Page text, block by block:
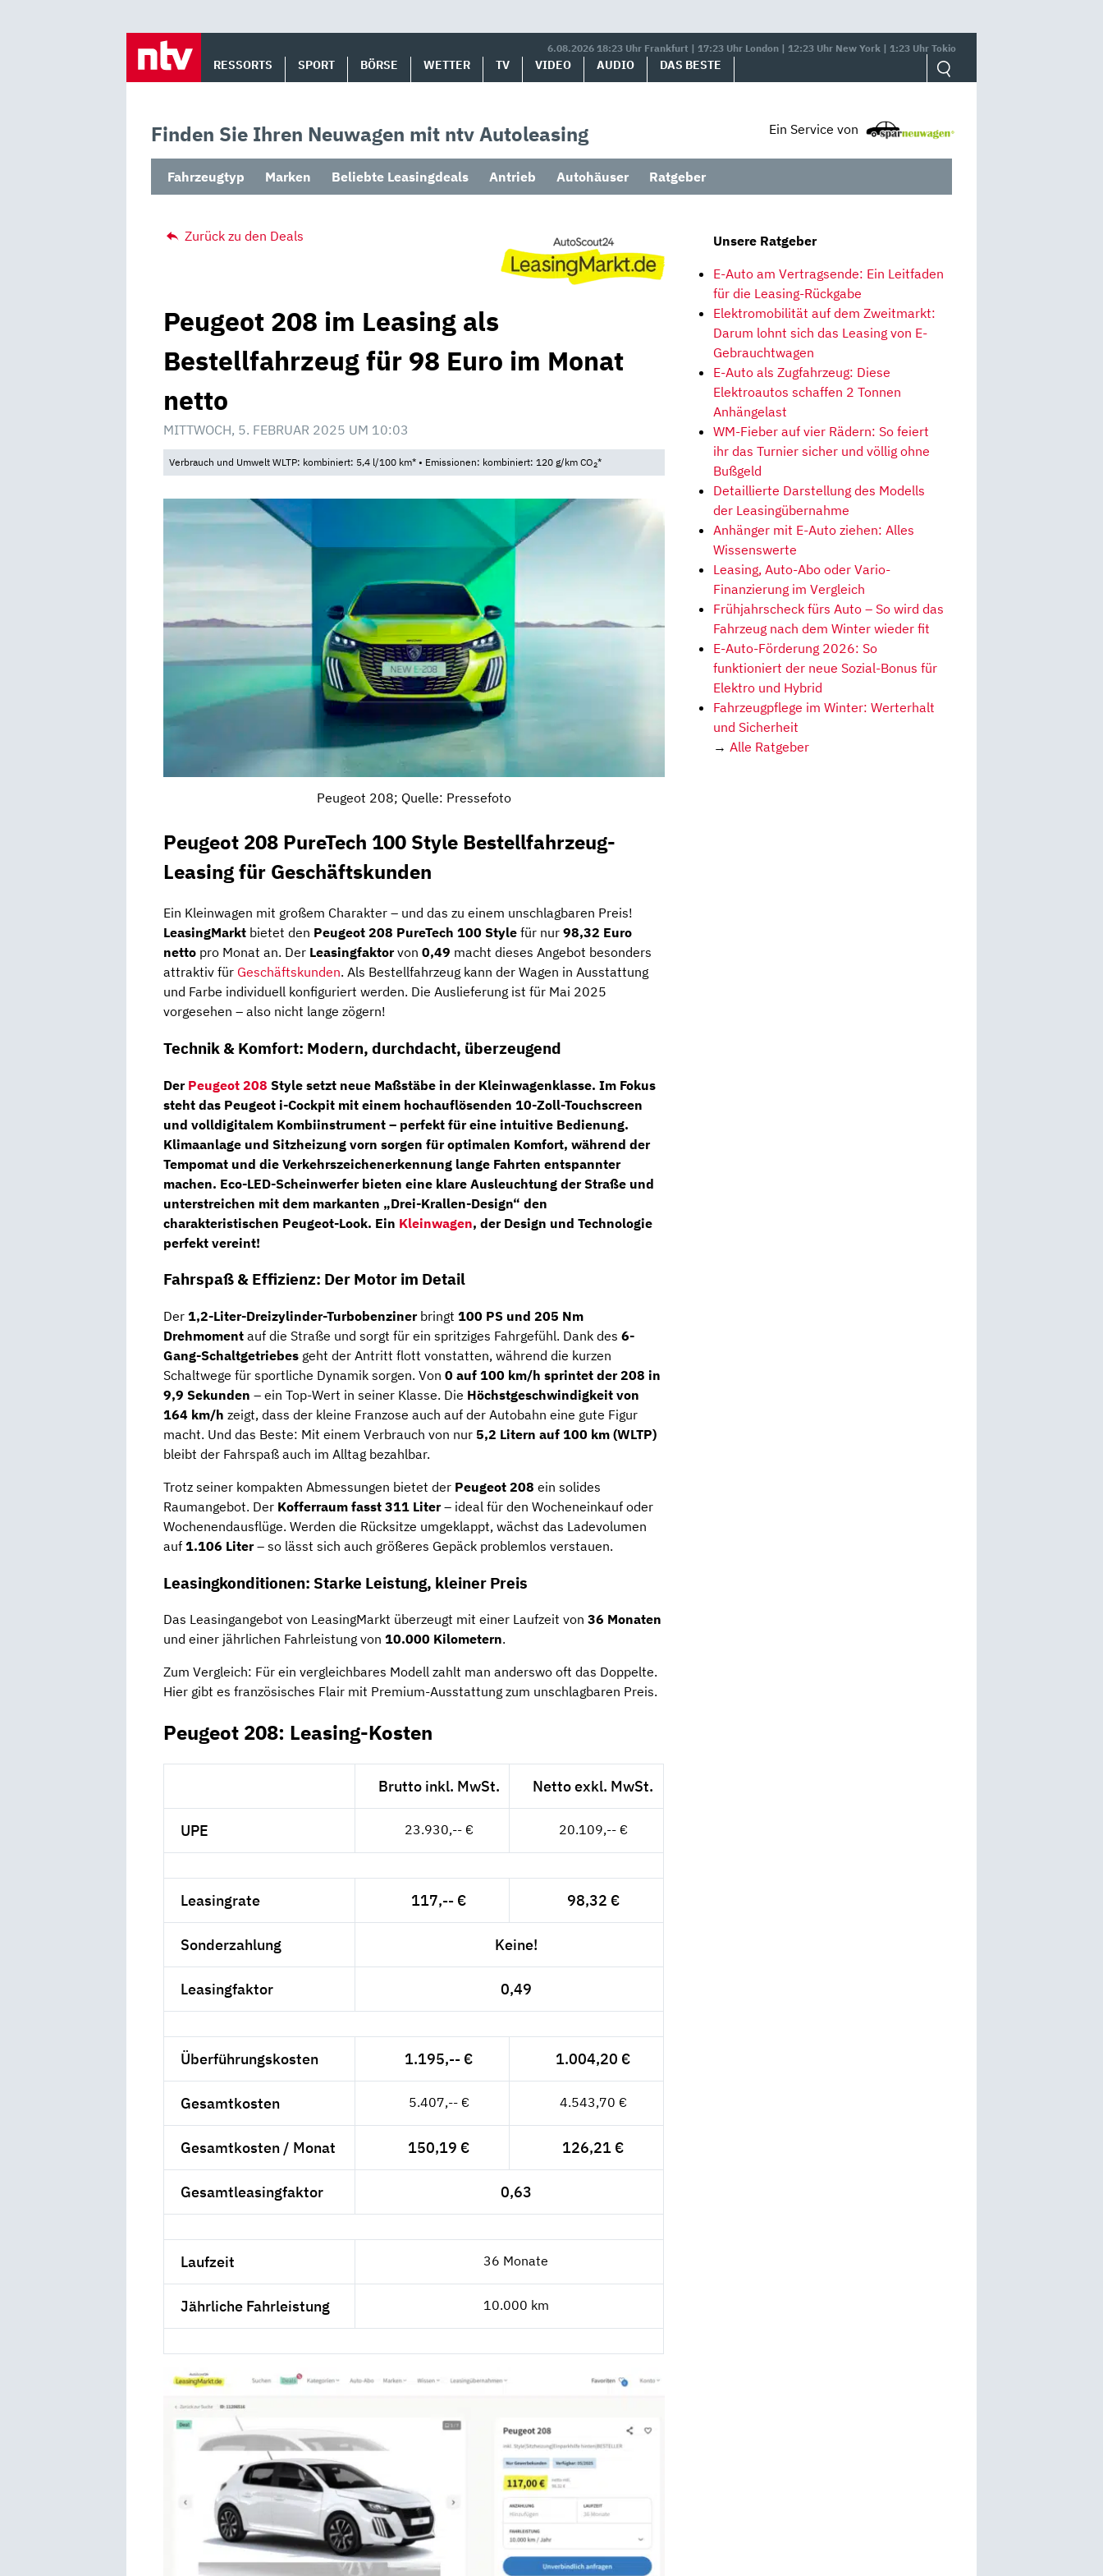
6.08.2026 18:23 Uhr Frankfurt | 17:23 Uhr London | 12:23 Uhr New York | 1:23 Uhr Tokio
RESSORTS SPORT BÖRSE WETTER TV VIDEO AUDIO DAS BESTE
Finden Sie Ihren Neuwagen mit ntv Autoleasing Ein Service von
Fahrzeugtyp Marken Beliebte Leasingdeals Antrieb Autohäuser Ratgeber
Zurück zu den Deals
Peugeot 208 im Leasing als
Bestellfahrzeug für 98 Euro im Monat
netto
MITTWOCH, 5. FEBRUAR 2025 UM 10:03
Verbrauch und Umwelt WLTP: kombiniert: 5,4 l/100 km* • Emissionen: kombiniert: 120 g/km CO2*
Peugeot 208; Quelle: Pressefoto
Peugeot 208 PureTech 100 Style Bestellfahrzeug-
Leasing für Geschäftskunden
Ein Kleinwagen mit großem Charakter – und das zu einem unschlagbaren Preis!
LeasingMarkt bietet den Peugeot 208 PureTech 100 Style für nur 98,32 Euro
netto pro Monat an. Der Leasingfaktorvon 0,49 macht dieses Angebot besonders
attraktiv für Geschäftskunden. Als Bestellfahrzeug kann der Wagen in Ausstattung
und Farbe individuell konfiguriert werden. Die Auslieferung ist für Mai 2025
vorgesehen – also nicht lange zögern!
Technik & Komfort: Modern, durchdacht, überzeugend
Der Peugeot 208 Style setzt neue Maßstäbe in der Kleinwagenklasse. Im Fokus
steht das Peugeot i-Cockpit mit einem hochauflösenden 10-Zoll-Touchscreen
und volldigitalem Kombiinstrument – perfekt für eine intuitive Bedienung.
Klimaanlage und Sitzheizung vorn sorgen für optimalen Komfort, während der
Tempomat und die Verkehrszeichenerkennung lange Fahrten entspannter
machen. Eco-LED-Scheinwerferbieten eine klare Ausleuchtung der Straße und
unterstreichen mit dem markanten „Drei-Krallen-Design“ den
charakteristischen Peugeot-Look. Ein Kleinwagen, der Design und Technologie
perfekt vereint!
Fahrspaß & Effizienz: Der Motor im Detail
Der 1,2-Liter-Dreizylinder-Turbobenzinerbringt 100 PS und 205 Nm
Drehmoment auf die Straße und sorgt für ein spritziges Fahrgefühl. Dank des 6-
Gang-Schaltgetriebes geht der Antritt flott vonstatten, während die kurzen
Schaltwege für sportliche Dynamik sorgen. Von 0 auf 100 km/h sprintet der 208 in
9,9 Sekunden – ein Top-Wert in seiner Klasse. Die Höchstgeschwindigkeit von
164 km/h zeigt, dass der kleine Franzose auch auf der Autobahn eine gute Figur
macht. Und das Beste: Mit einem Verbrauch von nur 5,2 Litern auf 100 km (WLTP)
bleibt der Fahrspaß auch im Alltag bezahlbar.
Trotz seiner kompakten Abmessungen bietet der Peugeot 208 ein solides
Raumangebot. Der Kofferraum fasst 311 Liter– ideal für den Wocheneinkauf oder
Wochenendausflüge. Werden die Rücksitze umgeklappt, wächst das Ladevolumen
auf 1.106 Liter– so lässt sich auch größeres Gepäck problemlos verstauen.
Leasingkonditionen: Starke Leistung, kleiner Preis
Das Leasingangebot von LeasingMarkt überzeugt mit einer Laufzeit von 36 Monaten
und einer jährlichen Fahrleistung von 10.000 Kilometern.
Zum Vergleich: Für ein vergleichbares Modell zahlt man anderswo oft das Doppelte.
Hier gibt es französisches Flair mit Premium-Ausstattung zum unschlagbaren Preis.
Peugeot 208: Leasing-Kosten
Brutto inkl. MwSt. Netto exkl. MwSt.
UPE 23.930,-- € 20.109,-- €
Leasingrate 117,-- € 98,32 €
Sonderzahlung Keine!
Leasingfaktor 0,49
Überführungskosten 1.195,-- € 1.004,20 €
Gesamtkosten 5.407,-- € 4.543,70 €
Gesamtkosten / Monat 150,19 € 126,21 €
Gesamtleasingfaktor 0,63
Laufzeit 36 Monate
Jährliche Fahrleistung 10.000 km
Unsere Ratgeber
E-Auto am Vertragsende: Ein Leitfaden
für die Leasing-Rückgabe
Elektromobilität auf dem Zweitmarkt:
Darum lohnt sich das Leasing von E-
Gebrauchtwagen
E-Auto als Zugfahrzeug: Diese
Elektroautos schaffen 2 Tonnen
Anhängelast
WM-Fieber auf vier Rädern: So feiert
ihr das Turnier sicher und völlig ohne
Bußgeld
Detaillierte Darstellung des Modells
der Leasingübernahme
Anhänger mit E-Auto ziehen: Alles
Wissenswerte
Leasing, Auto-Abo oder Vario-
Finanzierung im Vergleich
Frühjahrscheck fürs Auto – So wird das
Fahrzeug nach dem Winter wieder fit
E-Auto-Förderung 2026: So
funktioniert der neue Sozial-Bonus für
Elektro und Hybrid
Fahrzeugpflege im Winter: Werterhalt
und Sicherheit
→ Alle Ratgeber